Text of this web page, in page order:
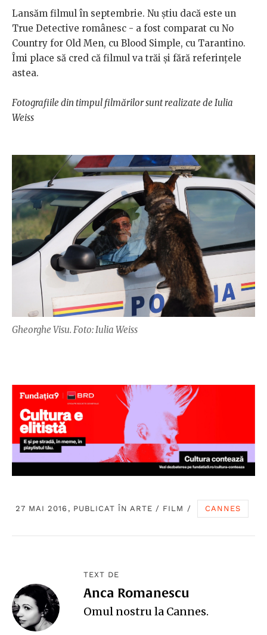
Lansăm filmul în septembrie. Nu știu dacă este un
True Detective românesc - a fost comparat cu No
Country for Old Men, cu Blood Simple, cu Tarantino.
Îmi place să cred că filmul va trăi și fără referințele
astea.
Fotografiile din timpul filmărilor sunt realizate de Iulia
Weiss
Gheorghe Visu. Foto: Iulia Weiss
27 MAI 2016, PUBLICAT ÎN ARTE / FILM / CANNES
TEXT DE
Anca Romanescu
Omul nostru la Cannes.